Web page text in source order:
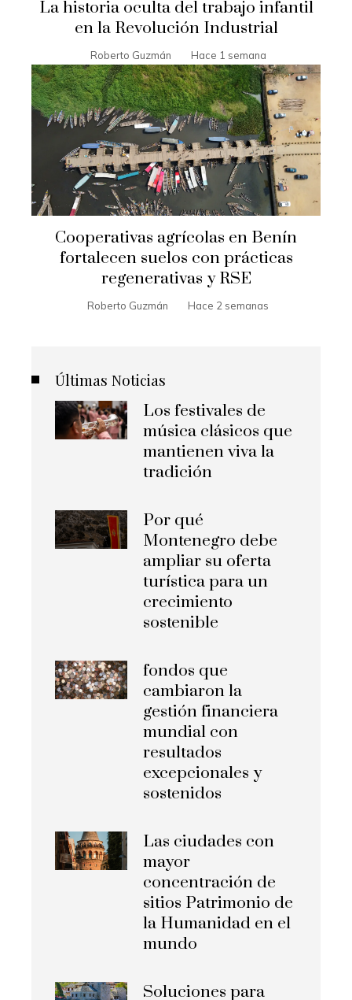
La historia oculta del trabajo infantil
en la Revolución Industrial
Roberto Guzmán Hace 1 semana
Cooperativas agrícolas en Benín
fortalecen suelos con prácticas
regenerativas y RSE
Roberto Guzmán Hace 2 semanas
Últimas Noticias
Los festivales de
música clásicos que
mantienen viva la
tradición
Por qué
Montenegro debe
ampliar su oferta
turística para un
crecimiento
sostenible
fondos que
cambiaron la
gestión financiera
mundial con
resultados
excepcionales y
sostenidos
Las ciudades con
mayor
concentración de
sitios Patrimonio de
la Humanidad en el
mundo
Soluciones para